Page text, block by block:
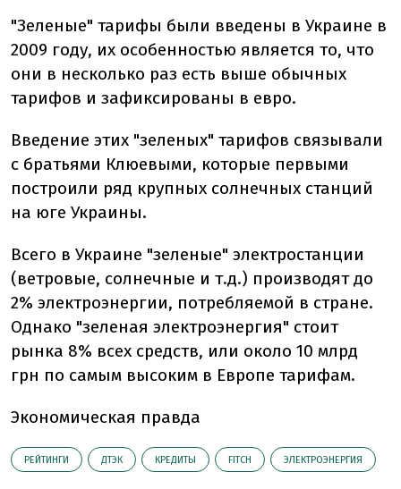
"Зеленые" тарифы были введены в Украине в
2009 году, их особенностью является то, что
они в несколько раз есть выше обычных
тарифов и зафиксированы в евро.
Введение этих "зеленых" тарифов связывали
с братьями Клюевыми, которые первыми
построили ряд крупных солнечных станций
на юге Украины.
Всего в Украине "зеленые" электростанции
(ветровые, солнечные и т.д.) производят до
2% электроэнергии, потребляемой в стране.
Однако "зеленая электроэнергия" стоит
рынка 8% всех средств, или около 10 млрд
грн по самым высоким в Европе тарифам.
Экономическая правда
РЕЙТИНГИ ДТЭК КРЕДИТЫ FITCH ЭЛЕКТРОЭНЕРГИЯ